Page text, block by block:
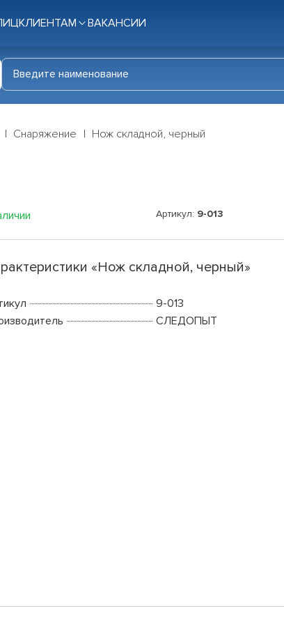
КЛИЕНТАМ ВАКАНСИИ
Снаряжение Нож складной, черный
Артикул: 9-013
«Нож складной, черный»
9-013
СЛЕДОПЫТ